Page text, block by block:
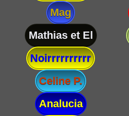
Mag
Mathias et El
Noirrrrrrrrrr
Celine P.
Analucia